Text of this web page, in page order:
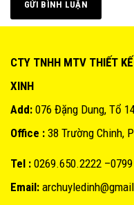
CTY TNHH MTV THIẾT
XINH
Add: 076 Đặng Dung, Tổ
Office : 38 Trường Chinh,
Tel : 0269.650.2222
Email: